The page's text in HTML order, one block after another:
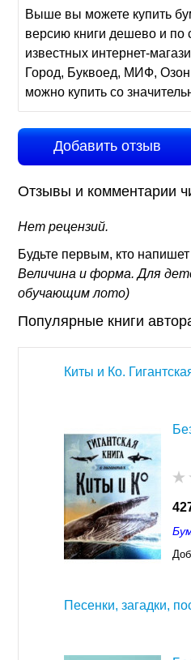
Выше вы можете купить
версию книги дешево и по
известных интернет-
Город, Буквоед, МИФ,
можно купить со
Добавить отзыв
Отзывы и комментарии
Нет рецензий.
Будьте первым, кто
Величина и форма. Для
обучающим лото)
Популярные книги
Киты и Ко.
Песенки, загадки,